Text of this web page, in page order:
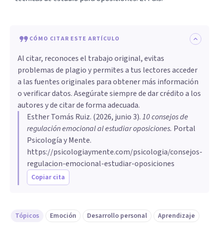
CÓMO CITAR ESTE ARTÍCULO
Al citar, reconoces el trabajo original, evitas
problemas de plagio y permites a tus lectores acceder
a las fuentes originales para obtener más información
o verificar datos. Asegúrate siempre de dar crédito a los
autores y de citar de forma adecuada.
Esther Tomás Ruiz. (2026, junio 3).10 consejos de
regulación emocional al estudiar oposiciones. Portal
Psicología y Mente.
https://psicologiaymente.com/psicologia/consejos-
regulacion-emocional-estudiar-oposiciones
Copiar cita
Tópicos Emoción Desarrollo personal Aprendizaje